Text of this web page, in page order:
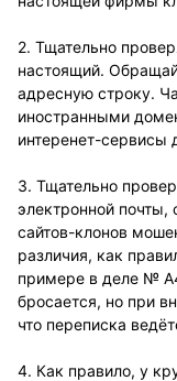
2. Тщательно
настоящий.
адресную строку.
иностранными
интеренет-сервисы
3. Тщательно
электронной почты,
сайтов-клонов
различия, как
примере в деле №
бросается, но при
что переписка
4. Как правило, у